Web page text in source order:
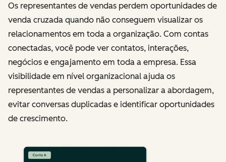
Os representantes de vendas perdem oportunidades de
venda cruzada quando não conseguem visualizar os
relacionamentos em toda a organização. Com contas
conectadas, você pode ver contatos, interações,
negócios e engajamento em toda a empresa. Essa
visibilidade em nível organizacional ajuda os
representantes de vendas a personalizar a abordagem,
evitar conversas duplicadas e identificar oportunidades
de crescimento.